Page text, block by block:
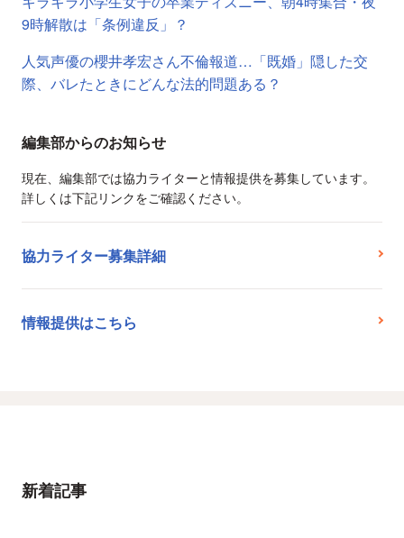
9時解散は「条例違反」？
人気声優の櫻井孝宏さん不倫報道…「既婚」隠した交
際、バレたときにどんな法的問題ある？
編集部からのお知らせ
現在、編集部では協力ライターと情報提供を募集しています。
詳しくは下記リンクをご確認ください。
協力ライター募集詳細
情報提供はこちら
新着記事